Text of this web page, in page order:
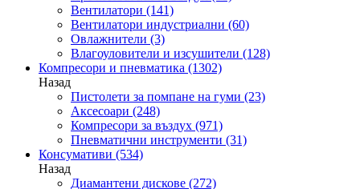
Вентилатори (141)
Вентилатори индустриални (60)
Овлажнители (3)
Влагоуловители и изсушители (128)
Компресори и пневматика (1302)
Назад
Пистолети за помпане на гуми (23)
Аксесоари (248)
Компресори за въздух (971)
Пневматични инструменти (31)
Консумативи (534)
Назад
Диамантени дискове (272)